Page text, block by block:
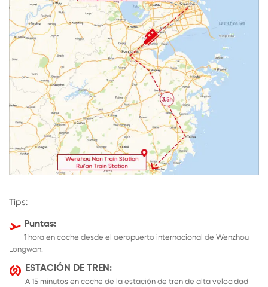
Tips:
 Puntas:
1 hora en coche desde el aeropuerto internacional de Wenzhou
Longwan.
 ESTACIÓN DE TREN:
A 15 minutos en coche de la estación de tren de alta velocidad